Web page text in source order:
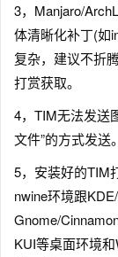
3，Manjaro/
体清晰化补丁(如
复杂，建议不折
打赏获取。
4，TIM无法发送
文件”的方式发送。
5，安装好的TIM
nwine环境跟
Gnome/
KUI等桌面环境